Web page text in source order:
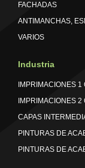
FACHADAS
ANTIMANCHAS,
VARIOS
Industria
IMPRIMACIONES
IMPRIMACIONES
CAPAS
PINTURAS DE
PINTURAS DE